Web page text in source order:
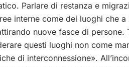
Parlare di restanza e
interne come dei luoghi che
nuove fasce di
questi luoghi non come
di interconnessione».